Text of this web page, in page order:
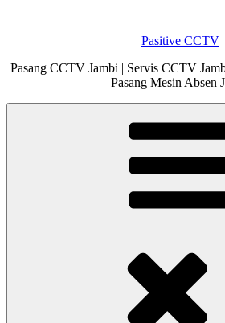
Pasitive CCTV
Pasang CCTV Jambi | Servis CCTV
Pasang Mesin Absen